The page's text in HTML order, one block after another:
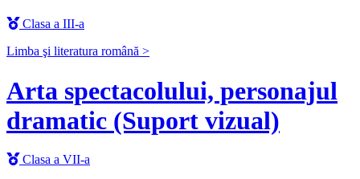
Clasa a III-a
Limba şi literatura română >
Arta spectacolului, personajul
dramatic (Suport vizual)
Clasa a VII-a